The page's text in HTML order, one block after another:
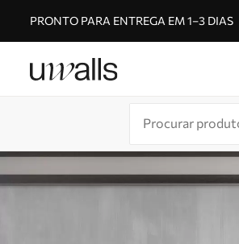
PRONTO PARA ENTREGA EM 1–3 DIAS